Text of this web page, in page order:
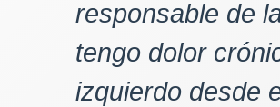
responsable de
tengo dolor
izquierdo desde